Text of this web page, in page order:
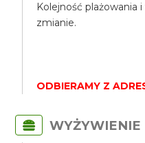
Kolejność plażowania
zmianie.
ODBIERAMY Z
WYŻYWIENIE